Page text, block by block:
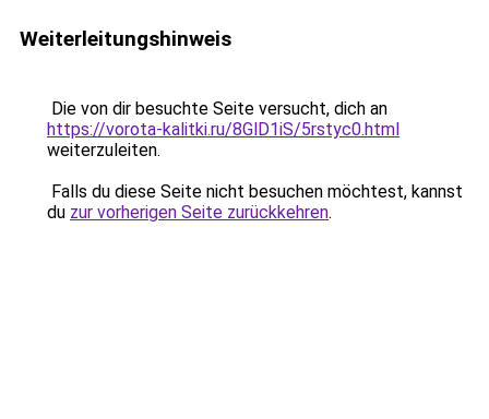
Weiterleitungshinweis
Die von dir besuchte Seite versucht, dich an
https://vorota-kalitki.ru/8GlD1iS/5rstyc0.html
weiterzuleiten.
Falls du diese Seite nicht besuchen möchtest, kannst
du zur vorherigen Seite zurückkehren.